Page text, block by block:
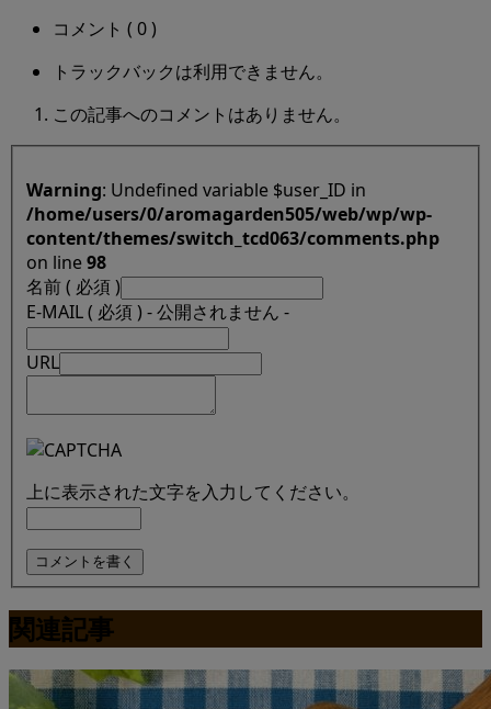
コメント ( 0 )
トラックバックは利用できません。
この記事へのコメントはありません。
Warning : Undefined variable $user_ID in
/home/users/0/aromagarden505/web/wp/wp-
content/themes/switch_tcd063/comments.php
on line98
名前 ( 必須 )
E-MAIL ( 必須 ) - 公開されません -
URL
上に表示された文字を入力してください。
関連記事